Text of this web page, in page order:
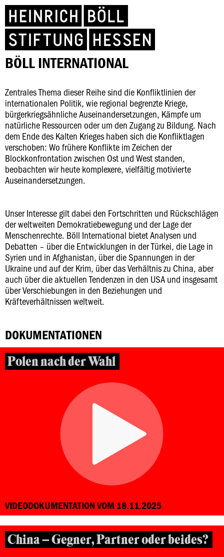
BÖLL INTERNATIONAL
Zentrales Thema dieser Reihe sind die Konfliktlinien der
internationalen Politik, wie regional begrenzte Kriege,
bürgerkriegsähnliche Auseinandersetzungen, Kämpfe um
natürliche Ressourcen oder um den Zugang zu Bildung. Nach
dem Ende des Kalten Krieges haben sich die Konfliktlagen
verschoben: Wo frühere Konflikte im Zeichen der
Blockkonfrontation zwischen Ost und West standen,
beobachten wir heute komplexere, vielfältig motivierte
Auseinandersetzungen.
Unser Interesse gilt dabei den Fortschritten und Rückschlägen
der weltweiten Demokratiebewegung und der Lage der
Menschenrechte. Böll International bietet Analysen und
Debatten – über die Entwicklungen in der Türkei, die Lage in
Syrien und in Afghanistan, über die Spannungen in der
Ukraine und auf der Krim, über das Verhältnis zu China, aber
auch über die aktuellen Tendenzen in den USA und insgesamt
über Verschiebungen in den Beziehungen und
Kräfteverhältnissen weltweit.
DOKUMENTATIONEN
Polen nach der Wahl
VIDEODOKUMENTATION VOM 18.11.2025
China – Gegner, Partner oder beides?